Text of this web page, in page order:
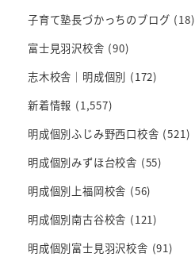
子育て塾長づかっちのブログ (18)
富士見羽沢校舎 (90)
志木校舎｜明成個別 (172)
新着情報 (1,557)
明成個別ふじみ野西口校舎 (521)
明成個別みずほ台校舎 (55)
明成個別上福岡校舎 (56)
明成個別南古谷校舎 (121)
明成個別富士見羽沢校舎 (91)